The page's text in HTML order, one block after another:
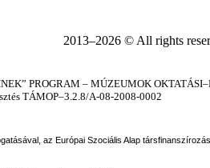
2013–2026 © All rights
PROGRAM – MÚZEUMOK
TÁMOP–3.2.8/A-08-2008-0002
az Európai Szociális Alap